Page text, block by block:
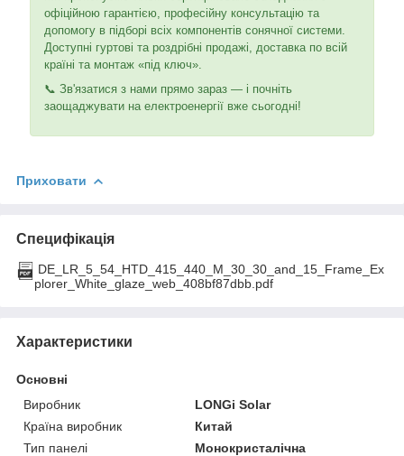
офіційною гарантією, професійну консультацію та
допомогу в підборі всіх компонентів сонячної системи.
Доступні гуртові та роздрібні продажі, доставка по всій
країні та монтаж «під ключ».
📞 Зв'язатися з нами прямо зараз — і почніть
заощаджувати на електроенергії вже сьогодні!
Приховати
Специфікація
DE_LR_5_54_HTD_415_440_M_30_30_and_15_Frame_Ex
plorer_White_glaze_web_408bf87dbb.pdf
Характеристики
Основні
Виробник
LONGi Solar
Країна виробник
Китай
Тип панелі
Монокристалічна